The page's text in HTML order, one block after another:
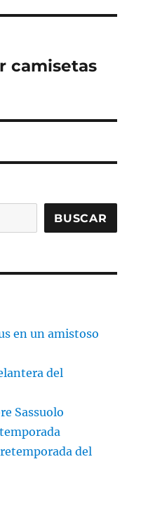
camisetas
BUSCAR
en un amistoso
del
Sassuolo
del